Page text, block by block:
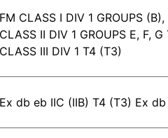
FM CLASS I DIV 1 GROUPS
CLASS II DIV 1 GROUPS E, F,
CLASS III DIV 1 T4 (T3)
Ex db eb IIC (IIB) T4 (T3) Ex